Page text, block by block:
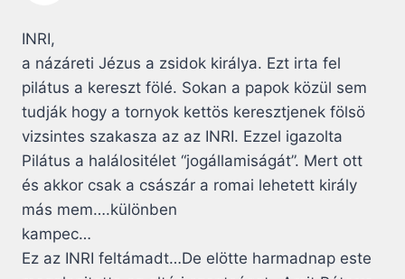
INRI,
a názáreti Jézus a zsidok királya. Ezt irta fel
pilátus a kereszt fölé. Sokan a papok közül sem
tudják hogy a tornyok kettös keresztjenek fölsö
vizsintes szakasza az az INRI. Ezzel igazolta
Pilátus a halálositélet “jogállamiságát”. Mert ott
és akkor csak a császár a romai lehetett király
más mem….különben
kampec…
Ez az INRI feltámadt…De elötte harmadnap este